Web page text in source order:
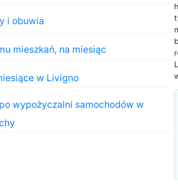
i obuwia
mieszkań, na miesiąc
w Livigno
wypożyczalni samochodów w